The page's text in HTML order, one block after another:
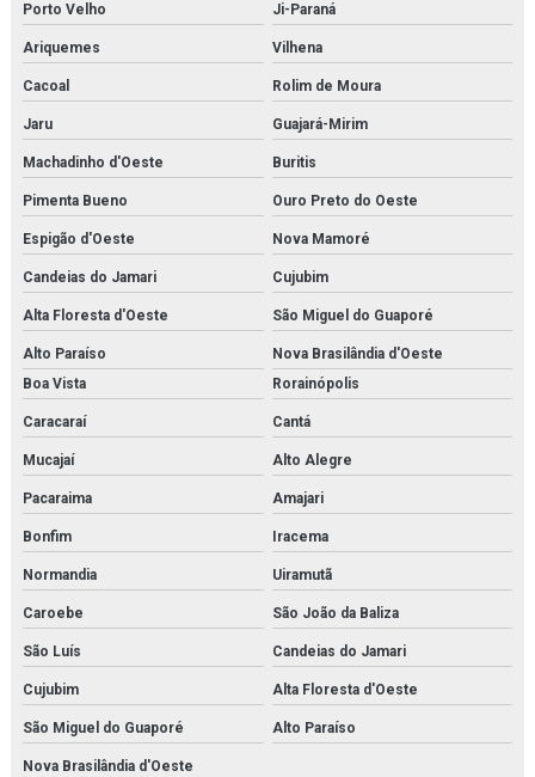
Porto Velho
Ji-Paraná
Ariquemes Vilhena
Cacoal Rolim de Moura
Jaru Guajará-Mirim
Machadinho d'Oeste Buritis
Pimenta Bueno Ouro Preto do Oeste
Espigão d'Oeste Nova Mamoré
Candeias do Jamari Cujubim
Alta Floresta d'Oeste São Miguel do Guaporé
Alto Paraíso
Nova Brasilândia d'Oeste
Boa Vista
Rorainópolis
Caracaraí Cantá
Mucajaí Alto Alegre
Pacaraima Amajari
Bonfim Iracema
Normandia Uiramutã
Caroebe São João da Baliza
São Luís Candeias do Jamari
Cujubim Alta Floresta d'Oeste
São Miguel do Guaporé Alto Paraíso
Nova Brasilândia d'Oeste